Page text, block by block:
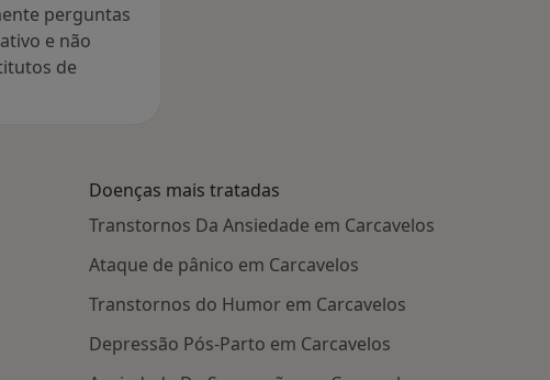
perguntas
e não
de
Doenças mais tratadas
Transtornos Da Ansiedade em Carcavelos
Ataque de pânico em Carcavelos
Transtornos do Humor em Carcavelos
Depressão Pós-Parto em Carcavelos